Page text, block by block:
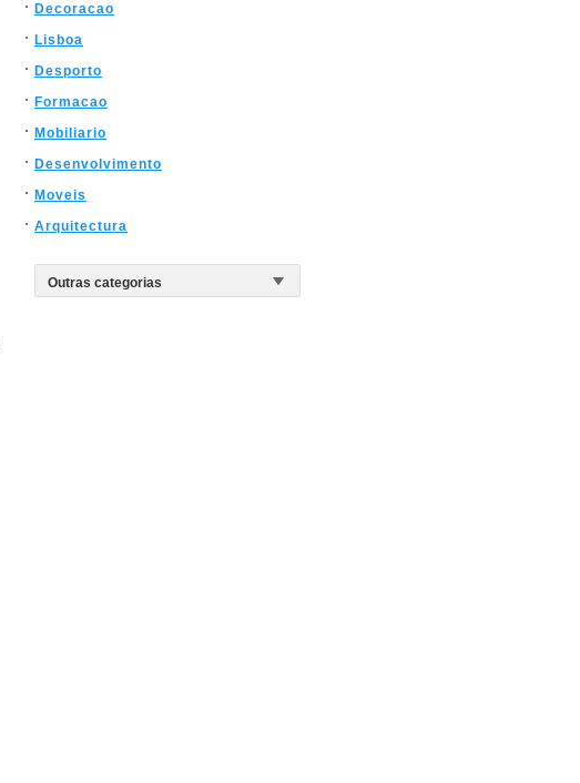
Decoracao
Lisboa
Desporto
Formacao
Mobiliario
Desenvolvimento
Moveis
Arquitectura